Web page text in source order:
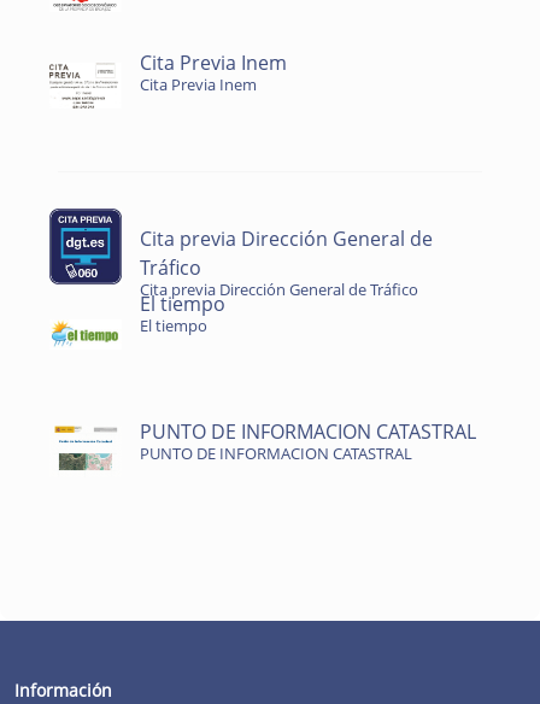
Cita Previa Inem
Cita Previa Inem
Cita previa Dirección General de
Tráfico
Cita previa Dirección General de Tráfico
El tiempo
El tiempo
PUNTO DE INFORMACION CATASTRAL
PUNTO DE INFORMACION CATASTRAL
Información